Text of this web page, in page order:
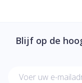
Blijf op de